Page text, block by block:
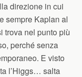
direzione in cui
sempre Kaplan al
trova nel punto più
perché senza
E visto
l’Higgs… salta